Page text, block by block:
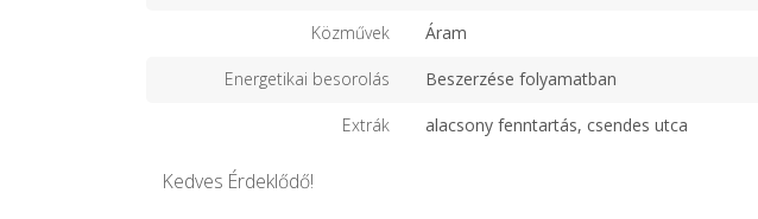
Közművek Áram
Energetikai besorolás Beszerzése folyamatban
Extrák alacsony fenntartás, csendes utca
Kedves Érdeklődő!